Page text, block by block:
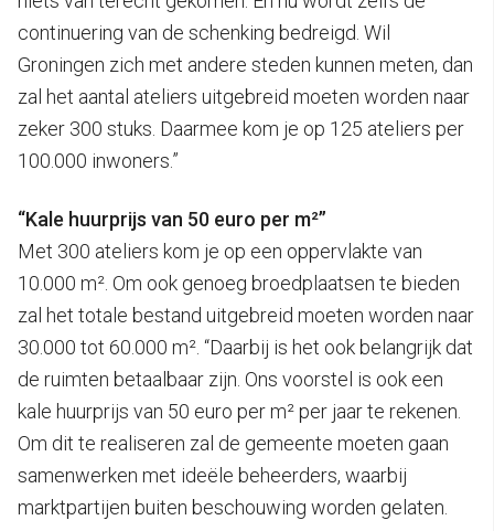
continuering van de schenking bedreigd. Wil
Groningen zich met andere steden kunnen meten, dan
zal het aantal ateliers uitgebreid moeten worden naar
zeker 300 stuks. Daarmee kom je op 125 ateliers per
100.000 inwoners.”
“Kale huurprijs van 50 euro per m²”
Met 300 ateliers kom je op een oppervlakte van
10.000 m². Om ook genoeg broedplaatsen te bieden
zal het totale bestand uitgebreid moeten worden naar
30.000 tot 60.000 m². “Daarbij is het ook belangrijk dat
de ruimten betaalbaar zijn. Ons voorstel is ook een
kale huurprijs van 50 euro per m² per jaar te rekenen.
Om dit te realiseren zal de gemeente moeten gaan
samenwerken met ideële beheerders, waarbij
marktpartijen buiten beschouwing worden gelaten.